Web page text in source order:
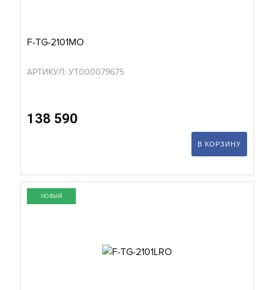
F-TG-2101MO
АРТИКУЛ: УТ000079675
138 590
В КОРЗИНУ
НОВЫЙ